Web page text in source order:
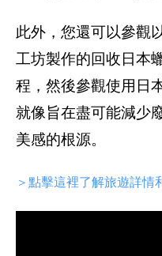
此外，您還可以參觀
工坊製作的回收日本
程，然後參觀使用日
就像旨在盡可能減少
美感的根源。
＞點擊這裡了解旅遊詳情